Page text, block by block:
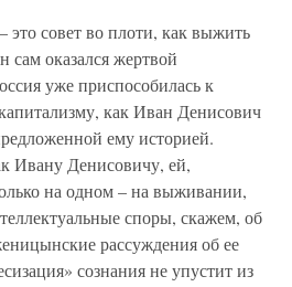
совет во плоти, как выжить
оказался жертвой
уже приспособилась к
как Иван Денисович
ему историей.
Ивану Денисовичу, ей,
на одном – на выживании,
споры, скажем, об
рассуждения об ее
сознания не упустит из